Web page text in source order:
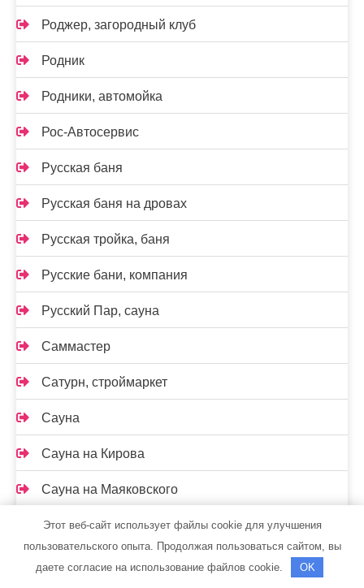
Роджер, загородный клуб
Родник
Родники, автомойка
Рос-Автосервис
Русская баня
Русская баня на дровах
Русская тройка, баня
Русские бани, компания
Русский Пар, сауна
Саммастер
Сатурн, строймаркет
Сауна
Сауна на Кирова
Сауна на Маяковского
Сауна, ст. Константиновская
Этот веб-сайт использует файлы cookie для улучшения
пользовательского опыта. Продолжая пользоваться сайтом, вы
даете согласие на использование файлов cookie.
OK